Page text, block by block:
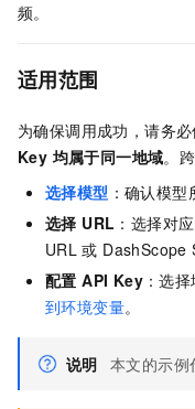
频。
适用范围
为确保调用成功，请务
Key 均属于同一地域。
选择模型 ：确认模型
选择 URL ：选择对
URL 或 DashScope
配置 API Key ：选
到环境变量。
说明 本文的示例